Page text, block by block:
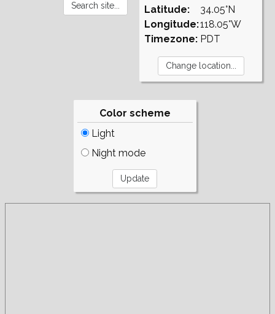
Latitude:
Longitude:
Timezone:
34.05°N
118.05°W
PDT
Color scheme
Light
Night mode